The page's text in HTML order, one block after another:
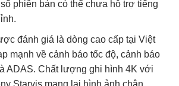
phiên bản có thể chưa hỗ trợ tiếng
đánh giá là dòng cao cấp tại Việt
mạnh về cảnh báo tốc độ, cảnh báo
ADAS. Chất lượng ghi hình 4K với
Starvis mang lại hình ảnh chân